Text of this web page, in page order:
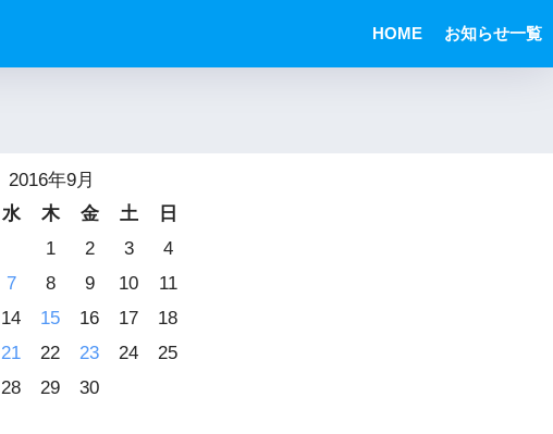
HOME お知らせ一覧
2016年9月
水 木 金 土
日
1
2 3
4
7 8 9 10
11
14 15 16 17
18
21 22 23 24
25
28 29
30